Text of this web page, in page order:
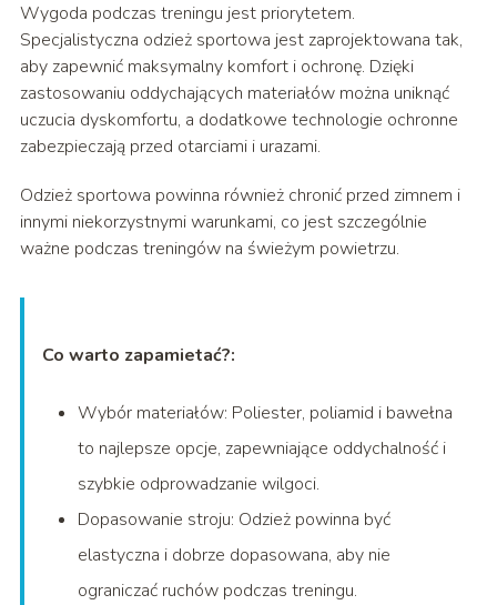
Wygoda podczas treningu jest priorytetem.
Specjalistyczna odzież sportowa jest zaprojektowana tak,
aby zapewnić maksymalny komfort i ochronę. Dzięki
zastosowaniu oddychających materiałów można uniknąć
uczucia dyskomfortu, a dodatkowe technologie ochronne
zabezpieczają przed otarciami i urazami.
Odzież sportowa powinna również chronić przed zimnem i
innymi niekorzystnymi warunkami, co jest szczególnie
ważne podczas treningów na świeżym powietrzu.
Co warto zapamietać?:
Wybór materiałów: Poliester, poliamid i bawełna
to najlepsze opcje, zapewniające oddychalność i
szybkie odprowadzanie wilgoci.
Dopasowanie stroju: Odzież powinna być
elastyczna i dobrze dopasowana, aby nie
ograniczać ruchów podczas treningu.